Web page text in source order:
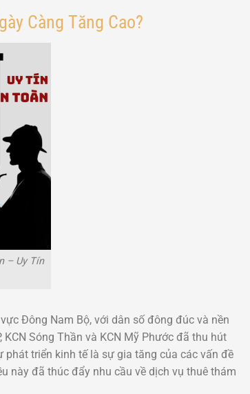
Càng Tăng Cao?
– Uy Tín
Đông Nam Bộ, với dân số đông đúc và nền
Sóng Thần và KCN Mỹ Phước đã thu hút
triển kinh tế là sự gia tăng của các vấn đề
này đã thúc đẩy nhu cầu về dịch vụ thuê thám